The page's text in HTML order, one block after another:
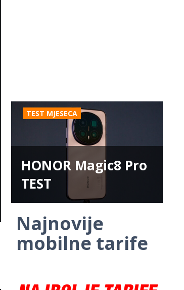
TEST MJESECA
HONOR Magic8 Pro
TEST
Najnovije
mobilne tarife